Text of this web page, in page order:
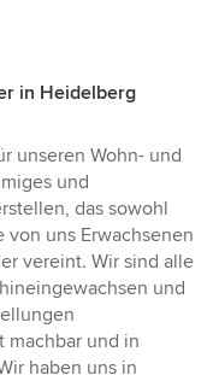
in Heidelberg
unseren Wohn- und
und
das sowohl
uns Erwachsenen
vereint. Wir sind alle
und
machbar und in
haben uns in